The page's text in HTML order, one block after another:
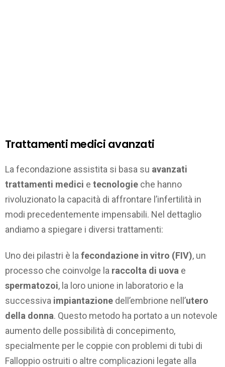
Trattamenti medici avanzati
La fecondazione assistita si basa su avanzati
trattamenti medici e tecnologie che hanno
rivoluzionato la capacità di affrontare l’infertilità in
modi precedentemente impensabili. Nel dettaglio
andiamo a spiegare i diversi trattamenti:
Uno dei pilastri è la fecondazione in vitro (FIV), un
processo che coinvolge la raccolta di uova e
spermatozoi, la loro unione in laboratorio e la
successiva impiantazione dell’embrione nell’utero
della donna. Questo metodo ha portato a un notevole
aumento delle possibilità di concepimento,
specialmente per le coppie con problemi di tubi di
Falloppio ostruiti o altre complicazioni legate alla